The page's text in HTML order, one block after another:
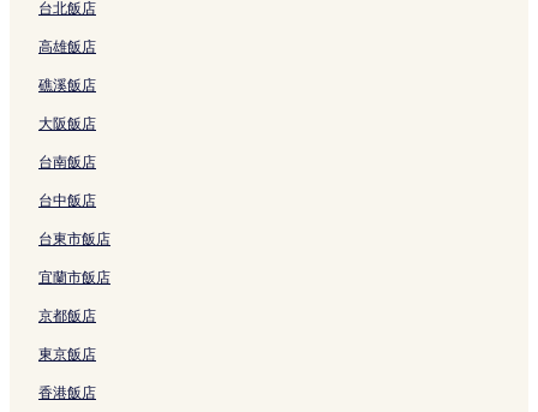
n
的
結
e
a
a
m
R
a
h
連
結
h
連
t
連
a
R
n
h
的
連
結
連
h
c
a
n
V
i
w
連
結
u
P
r
f
e
c
G
t
a
w
a
y
的
結
a
R
n
h
的
連
a
h
e
s
o
r
的
結
w
a
R
a
n
h
o
d
o
t
e
l
的
結
S
e
i
e
w
的
結
的
結
r
m
n
t
i
n
a
R
a
n
h
N
h
T
e
n
H
o
t
e
的
結
h
e
o
r
t
n
a
T
h
e
A
i
r
o
台北飯店
高雄飯店
礁溪飯店
大阪飯店
台南飯店
台中飯店
台東市飯店
宜蘭市飯店
京都飯店
東京飯店
香港飯店